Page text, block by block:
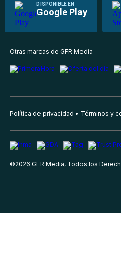
DISPONIBLE EN
Google Play
Otras marcas de GFR Media
Política de privacidad Términos y
©2026 GFR Media, Todos los